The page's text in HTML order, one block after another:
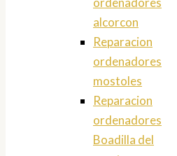
alcorcon
Reparacion
ordenadores
mostoles
Reparacion
ordenadores
Boadilla del